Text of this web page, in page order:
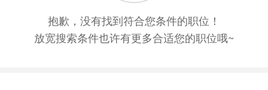
抱歉，没有找到符合您条件的职位！
放宽搜索条件也许有更多合适您的职位哦~